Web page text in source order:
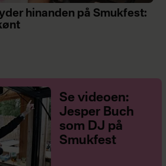
hinanden på Smukfest:
Se videoen:
Jesper Buch
som DJ på
Smukfest